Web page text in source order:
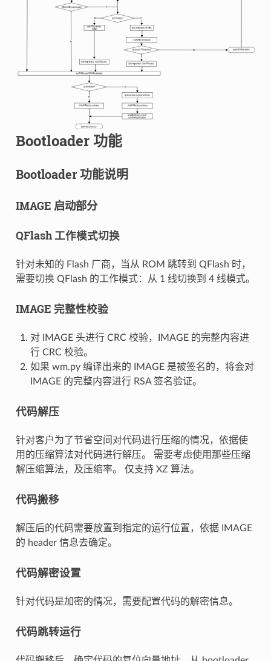
Bootloader 功能
Bootloader 功能说明
IMAGE 启动部分
QFlash 工作模式切换
针对未知的 Flash 厂商，当从 ROM 跳转到 QFlash 时，
需要切换 QFlash 的工作模式：从 1 线切换到 4 线模式。
IMAGE 完整性校验
对 IMAGE 头进行 CRC 校验，IMAGE 的完整内容进
行 CRC 校验。
如果 wm.py 编译出来的 IMAGE 是被签名的，将会对
IMAGE 的完整内容进行 RSA 签名验证。
代码解压
针对客户为了节省空间对代码进行压缩的情况，依据使
用的压缩算法对代码进行解压。 需要考虑使用那些压缩
解压缩算法，及压缩率。 仅支持 XZ 算法。
代码搬移
解压后的代码需要放置到指定的运行位置，依据 IMAGE
的 header 信息去确定。
代码解密设置
针对代码是加密的情况，需要配置代码的解密信息。
代码跳转运行